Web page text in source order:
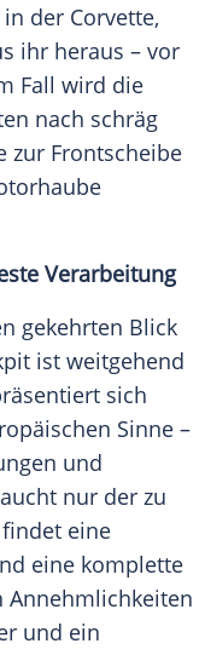
der Corvette,
ihr heraus – vor
Fall wird die
nach schräg
zur Frontscheibe
Verarbeitung
gekehrten Blick
ist weitgehend
sich
Sinne –
und
nur der zu
eine
eine komplette
Annehmlichkeiten
und ein